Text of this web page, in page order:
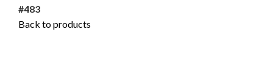
#483
Back to products